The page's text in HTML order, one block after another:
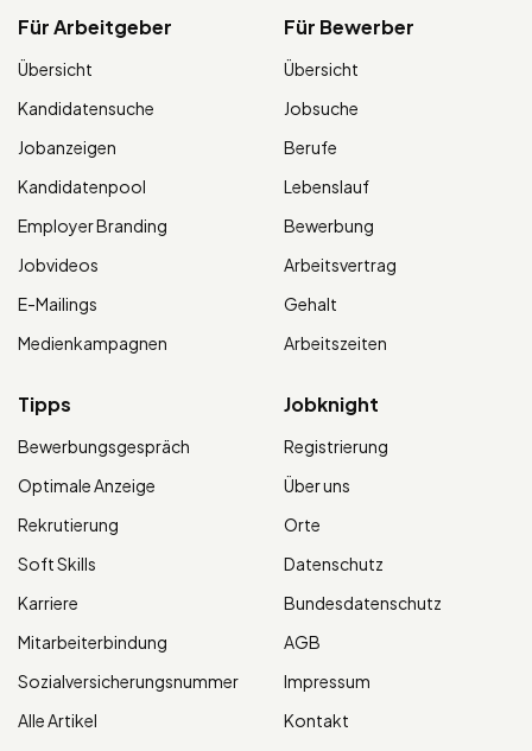
Für Arbeitgeber
Übersicht
Kandidatensuche
Jobanzeigen
Kandidatenpool
Employer Branding
Jobvideos
E-Mailings
Medienkampagnen
Für Bewerber
Übersicht
Jobsuche
Berufe
Lebenslauf
Bewerbung
Arbeitsvertrag
Gehalt
Arbeitszeiten
Tipps
Bewerbungsgespräch
Optimale Anzeige
Rekrutierung
Soft Skills
Karriere
Mitarbeiterbindung
Sozialversicherungsnummer
Alle Artikel
Jobknight
Registrierung
Über uns
Orte
Datenschutz
Bundesdatenschutz
AGB
Impressum
Kontakt